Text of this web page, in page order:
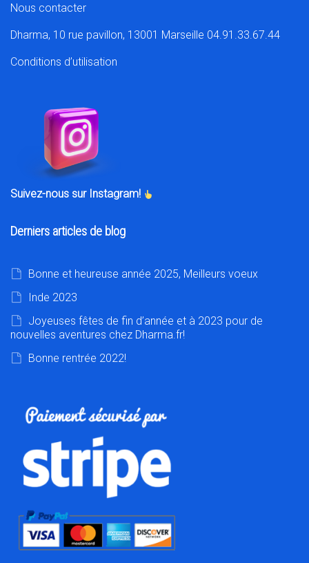
Nous contacter
Dharma, 10 rue pavillon, 13001 Marseille 04.91.33.67.44
Conditions d’utilisation
Suivez-nous sur Instagram!
Derniers articles de blog
Bonne et heureuse année 2025, Meilleurs voeux
Inde 2023
Joyeuses fêtes de fin d’année et à 2023 pour de
nouvelles aventures chez Dharma.fr!
Bonne rentrée 2022!